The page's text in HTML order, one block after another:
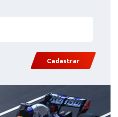
Cadastrar